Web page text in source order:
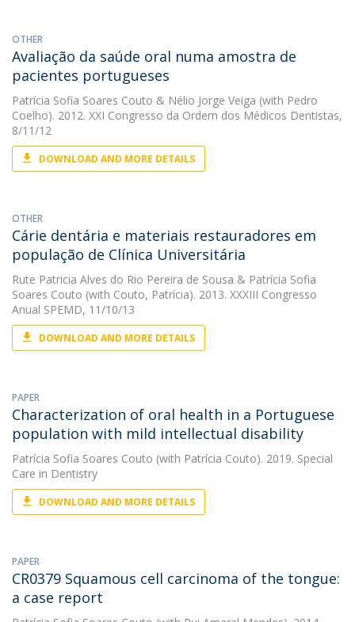
OTHER
Avaliação da saúde oral numa amostra de
pacientes portugueses
Patrícia Sofia Soares Couto & Nélio Jorge Veiga (with Pedro
Coelho). 2012. XXI Congresso da Ordem dos Médicos Dentistas,
8/11/12
DOWNLOAD AND MORE DETAILS
OTHER
Cárie dentária e materiais restauradores em
população de Clínica Universitária
Rute Patricia Alves do Rio Pereira de Sousa & Patrícia Sofia
Soares Couto (with Couto, Patrícia). 2013. XXXIII Congresso
Anual SPEMD, 11/10/13
DOWNLOAD AND MORE DETAILS
PAPER
Characterization of oral health in a Portuguese
population with mild intellectual disability
Patrícia Sofia Soares Couto (with Patrícia Couto). 2019. Special
Care in Dentistry
DOWNLOAD AND MORE DETAILS
PAPER
CR0379 Squamous cell carcinoma of the tongue:
a case report